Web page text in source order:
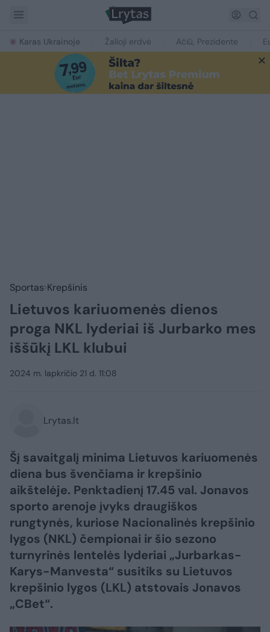
Karas Ukrainoje Žalioji erdvė Ačiū, Prezidente
Sportas Krepšinis
Lietuvos kariuomenės dienos
proga NKL lyderiai iš Jurbarko mes
iššūkį LKL klubui
2024 m. lapkričio 21 d. 11:08
Lrytas.lt
Šį savaitgalį minima Lietuvos kariuomenės
diena bus švenčiama ir krepšinio
aikštelėje. Penktadienį 17.45 val. Jonavos
sporto arenoje įvyks draugiškos
rungtynės, kuriose Nacionalinės krepšinio
lygos (NKL) čempionai ir šio sezono
turnyrinės lentelės lyderiai „Jurbarkas-
Karys-Manvesta“ susitiks su Lietuvos
krepšinio lygos (LKL) atstovais Jonavos
„CBet“.